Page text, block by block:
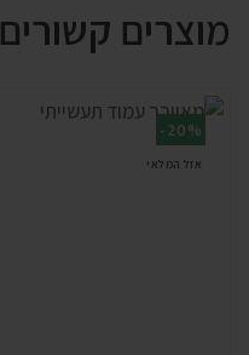
מוצרים קשורים
-20%
אזל המלאי